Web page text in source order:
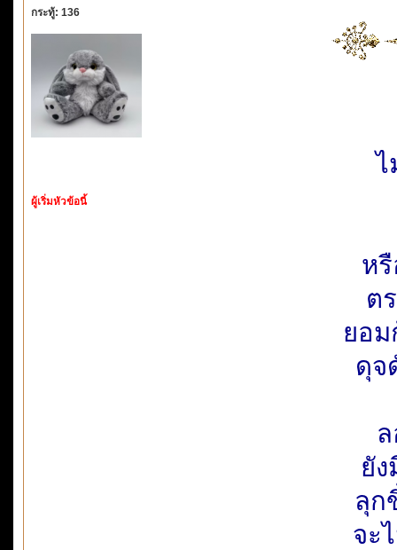
กระทู้: 136
ผู้เริ่มหัวข้อนี้
ไ
ห
ต
ยอม
ดุจ
ยัง
ลุก
จะ